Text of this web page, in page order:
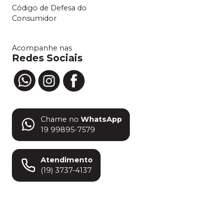
Código de Defesa do
Consumidor
Acompanhe nas
Redes Sociais
Chame no WhatsApp
19 99895-7579
Atendimento
(19) 3737-4137